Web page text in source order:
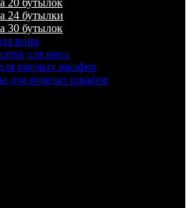
20 бутылок
24 бутылки
30 бутылок
вина
для вина
винных шкафов
для винных шкафов